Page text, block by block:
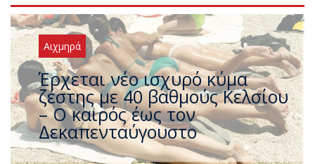
Αιχμηρά
Άφαντος ο Τσίπρας… την ώρα
που η χώρα καίγεται